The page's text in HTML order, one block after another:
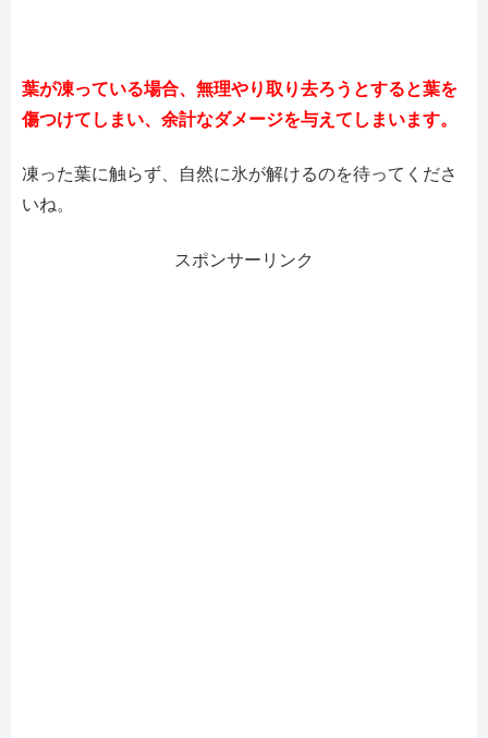
葉が凍っている場合、無理やり取り去ろうとすると葉を
傷つけてしまい、余計なダメージを与えてしまいます。
凍った葉に触らず、自然に氷が解けるのを待ってくださ
いね。
スポンサーリンク